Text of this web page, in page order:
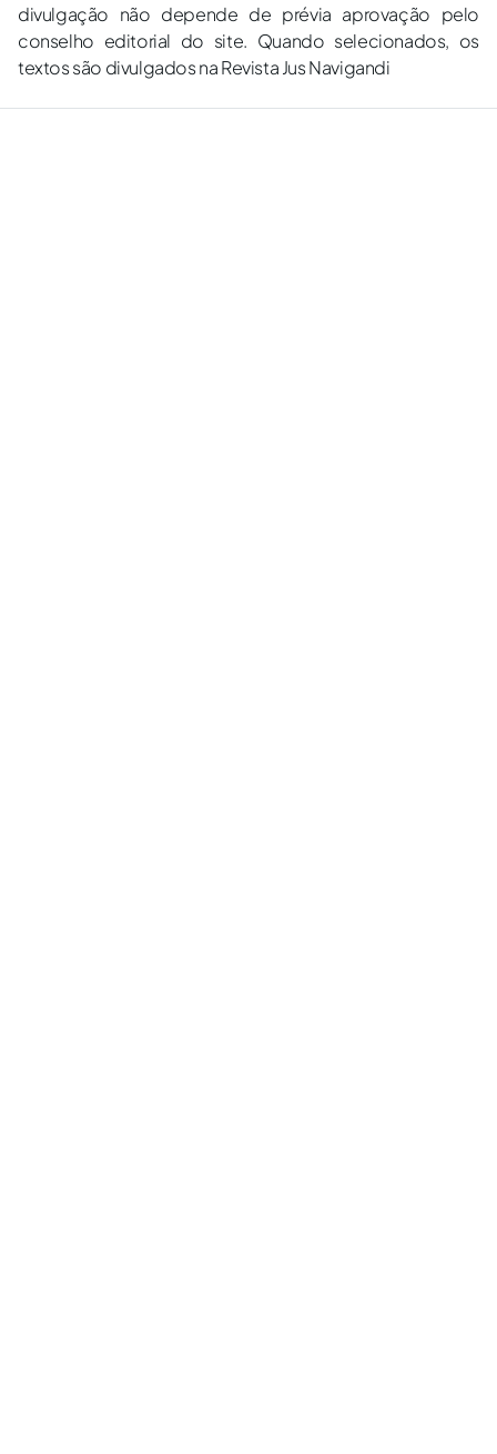
divulgação não depende de prévia aprovação pelo
conselho editorial do site. Quando selecionados, os
textos são divulgados na Revista Jus Navigandi